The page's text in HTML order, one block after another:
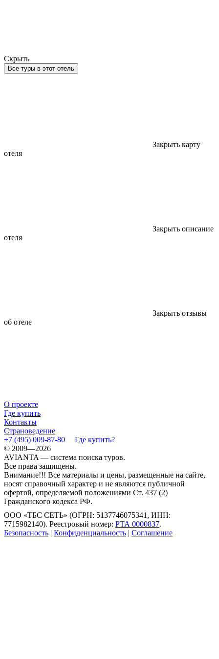
Скрыть
Все туры в этот отель
Закрыть карту
отеля
Закрыть описание
отеля
Закрыть отзывы
об отеле
О проекте
Где купить
Контакты
Страноведение
+7 (495) 009-87-80
Где купить?
© 2009—2026
AVIANTA — система поиска туров.
Все права защищены.
Внимание!!! Все материалы и цены, размещенные на сайте,
носят справочный характер и не являются публичной
офертой, определяемой положениями Ст. 437 (2)
Гражданского кодекса РФ.
ООО «ТБС СЕТЬ» (ОГРН: 5137746075341, ИНН:
7715982140). Реестровый номер: РТА 0000837.
Безопасность | Конфиденциальность | Соглашение